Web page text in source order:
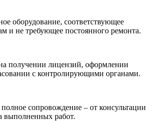
оборудование, соответствующее
и не требующее постоянного ремонта.
получении лицензий, оформлении
с контролирующими органами.
сопровождение – от консультации
выполненных работ.